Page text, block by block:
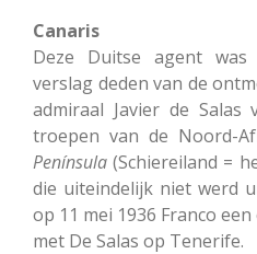
Canaris
Deze Duitse agent
verslag deden van de
admiraal Javier de
troepen van de Noord-
Península (Schiereiland =
die uiteindelijk niet werd
op 11 mei 1936 Franco
met De Salas op Tenerife.